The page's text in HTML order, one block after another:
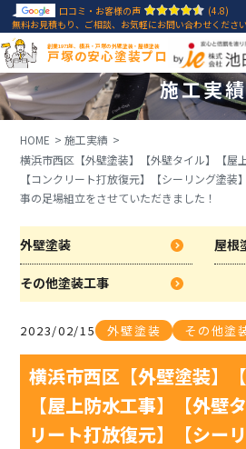
口コミ・お客様の声
(4.8)
無料お見積もり、ご相談、お気軽にお問い合わせくださ
創業1971年、横浜・戸塚の外壁塗装・屋根塗装
戸塚の安心塗装プロ
施工実績
HOME
施工実績
横浜市西区【外壁塗装】【外壁タイル】【屋
【コンクリート打放復元】【シーリング塗装
事の足場組立をさせていただきました！
外壁塗装 屋根
その他塗装工事
2023/02/15 外壁塗装 その他塗
横浜市西区【外壁塗装】
【屋上防水工事】【外壁
リート打放復元】【シー